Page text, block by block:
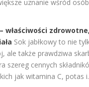
uznanie wśród osób
właściwości
Sok jabłkowy to nie
ale także prawdziwa
szereg cennych
jak witamina C, potas